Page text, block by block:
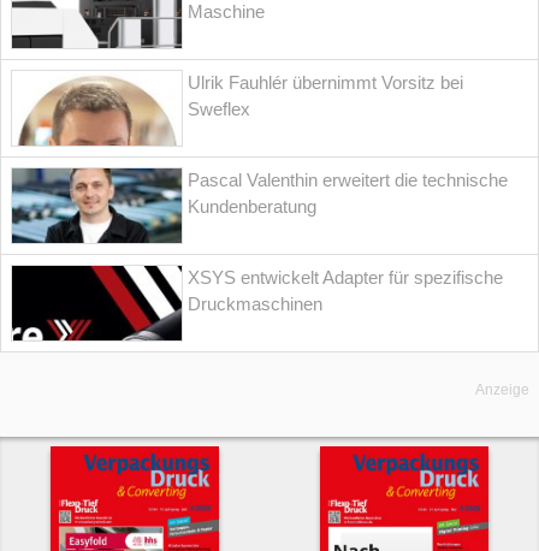
Maschine
Ulrik Fauhlér übernimmt Vorsitz bei
Sweflex
Pascal Valenthin erweitert die technische
Kundenberatung
XSYS entwickelt Adapter für spezifische
Druckmaschinen
Anzeige